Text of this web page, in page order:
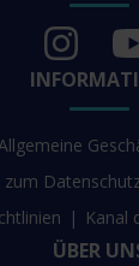
zum
Kanal
ÜBER